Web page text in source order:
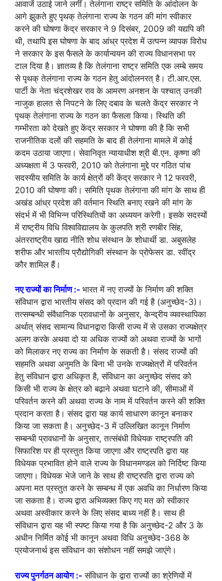
आवाजें उठाई जाने लगीं। तेलंगाना राष्ट्र समिति के आंदोलन के
आगे झुकते हुए पृथक् तेलंगाना राज्य के गठन की मांग स्वीकार
करने की घोषणा केंद्र सरकार ने 9 दिसंबर, 2009 की यद्यपि की
थी, तथापि इस घोषणा के बाद आंध्र प्रदेश में उत्पन्न व्यापक विरोध
ने सरकार के इस फैसले के कार्यान्वयन की राज्य विधानसभा पर
टाल दिया है। ज्ञातव्य है कि तेलंगाना राष्ट्र समिति एक लम्बे समय
से पृथक् तेलंगाना राज्य के गठन हेतु आंदोलनरत् है। टी.आर.एस.
पार्टी के नेता चंद्रशेखर राव के आमरण अनशन के पश्चात् उनकी
नाजुक हालत से निपटने के लिए दबाव के चलते केंद्र सरकार ने
पृथक् तेलंगाना राज्य के गठन का फैसला किया। स्थिति की
गम्भीरता को देखते हुए केंद्र सरकार ने घोषणा की है कि सभी
राजनीतिक दलों की सहमति के बाद ही तेलंगाना मामले में कोई
कदम उठाया जाएगा। सेवानिवृत न्यायाधीश श्री बी.एन. कृष्णा की
अध्यक्षता में 3 फरवरी, 2010 को तेलंगाना मुद्दे पर गठित पांच
सदस्यीय समिति के कार्य क्षेत्रों की केंद्र सरकार ने 12 फरवरी,
2010 की घोषणा की। समिति पृथक तेलंगाना की मांग के साथ ही
अखंड आंध्र प्रदेश की वर्तमान स्थिति बनाए रखने की मांग के
संदर्भ में भी विभिन्न परिस्थितियों का अध्ययन करेगी। इसके सदस्यों
में राष्ट्रीय विधि विश्वविद्यालय के कुलपति श्री रणबीर सिंह,
अंतरराष्ट्रीय खाद्य नीति शोध संस्थान के शोधार्थी डा. अबुसलेह
शरीफ और भारतीय प्रौद्योगिकी संस्थान के प्रोफेसर डा. रवींद्र
कौर शामिल हैं।
नए राज्यों का निर्माण :- भारत में नए राज्यों के निर्माण की शक्ति
संविधान द्वारा भारतीय संसद को प्रदान की गई है (अनुच्छेद-3)।
तत्सम्बन्धी संवैधानिक प्रावधानों के अनुसार, केन्द्रीय व्यवस्थापिका
अर्थात् संसद सामान्य विधानद्वारा किसी राज्य में से उसका राज्यक्षेत्र
अलग करके अथवा दो या अधिक राज्यों को अथवा राज्यों के भागों
को मिलाकर नए राज्य का निर्माण के सकती है। संसद राज्यों की
सहमति अथवा अनुमति के बिना भी उनके राज्यक्षेत्रों में परिवर्तन
हेतु संविधान द्वारा अधिकृत है, संविधान का अनुच्छेद संसद को
किसी भी राज्य के क्षेत्र को बढ़ाने अथवा घटाने की, सीमाओं में
परिवर्तन करने की अथवा राज्य के नाम में परिवर्तन करने की शक्ति
प्रदान करता है। संसद द्वारा यह कार्य साधारण कानून बनाकर
किया जा सकता है। अनुच्छेद-3 में उल्लिखित कानून निर्माण
सम्बन्धी प्रावधानों के अनुसार, तत्संबंधी विधेयक राष्ट्रपति की
सिफारिश पर ही प्रस्तुत किया जाएगा और राष्ट्रपति द्वारा यह
विधेयक प्रभावित होने वाले राज्य के विधानमण्डल को निर्दिष्ट किया
जाएगा। विधेयक भेजे जाने के साथ ही राष्ट्रपति द्वारा राज्य को
अपना मत प्रस्तुत करने के सम्बन्ध में एक अवधि का निर्धारण किया
जा सकता है। राज्य द्वारा अभिव्यक्त किए गए मत को स्वीकार
अथवा अस्वीकार करने के लिए संसद बाध्य नहीं है। साथ ही
संविधान द्वारा यह भी स्पष्ट किया गया है कि अनुच्छेद-2 और 3 के
अधीन निर्मित कोई भी कानून अथवा विधि अनुच्छेद-368 के
प्रयोजनार्थ इस संविधान का संशोधन नहीं समझे जाएंगे।
राज्य पुनर्गठन आयोग :- संविधान के द्वारा राज्यों का श्रेणियों में